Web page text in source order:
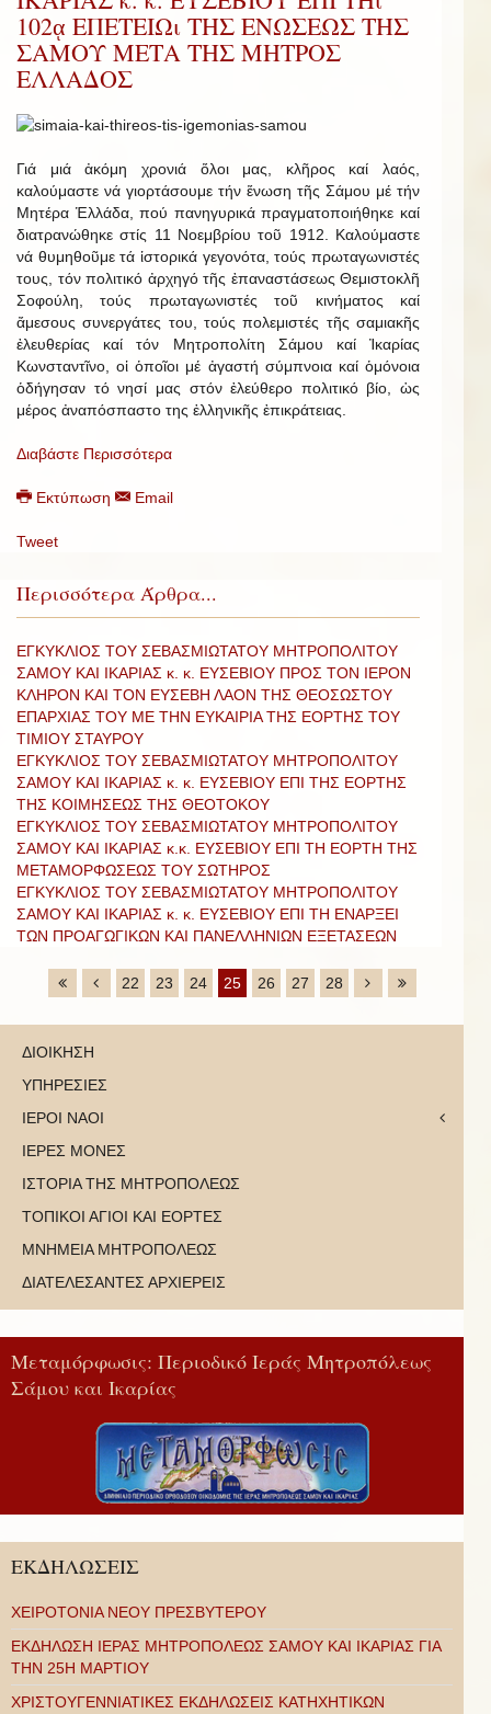
102ᾳ ΕΠΕΤΕΙΩι ΤΗΣ ΕΝΩΣΕΩΣ ΤΗΣ
ΣΑΜΟΥ ΜΕΤΑ ΤΗΣ ΜΗΤΡΟΣ
ΕΛΛΑΔΟΣ
Γιά μιά ἀκόμη χρονιά ὅλοι μας, κλῆρος καί λαός,
καλούμαστε νά γιορτάσουμε τήν ἕνωση τῆς Σάμου μέ τήν
Μητέρα Ἑλλάδα, πού πανηγυρικά πραγματοποιήθηκε καί
διατρανώθηκε στίς 11 Νοεμβρίου τοῦ 1912. Καλούμαστε
νά θυμηθοῦμε τά ἱστορικά γεγονότα, τούς πρωταγωνιστές
τους, τόν πολιτικό ἀρχηγό τῆς ἐπαναστάσεως Θεμιστοκλῆ
Σοφούλη, τούς πρωταγωνιστές τοῦ κινήματος καί
ἄμεσους συνεργάτες του, τούς πολεμιστές τῆς σαμιακῆς
ἐλευθερίας καί τόν Μητροπολίτη Σάμου καί Ἰκαρίας
Κωνσταντῖνο, οἱ ὁποῖοι μέ ἀγαστή σύμπνοια καί ὁμόνοια
ὁδήγησαν τό νησί μας στόν ἐλεύθερο πολιτικό βίο, ὡς
μέρος ἀναπόσπαστο της ἑλληνικῆς ἐπικράτειας.
Διαβάστε Περισσότερα
Εκτύπωση Email
Tweet
Περισσότερα Άρθρα...
ΕΓΚΥΚΛΙΟΣ ΤΟΥ ΣΕΒΑΣΜΙΩΤΑΤΟΥ ΜΗΤΡΟΠΟΛΙΤΟΥ
ΣΑΜΟΥ ΚΑΙ ΙΚΑΡΙΑΣ κ. κ. ΕΥΣΕΒΙΟΥ ΠΡΟΣ ΤΟΝ ΙΕΡΟΝ
ΚΛΗΡΟΝ ΚΑΙ ΤΟΝ ΕΥΣΕΒΗ ΛΑΟΝ ΤΗΣ ΘΕΟΣΩΣΤΟΥ
ΕΠΑΡΧΙΑΣ ΤΟΥ ΜΕ ΤΗΝ ΕΥΚΑΙΡΙΑ ΤΗΣ ΕΟΡΤΗΣ ΤΟΥ
ΤΙΜΙΟΥ ΣΤΑΥΡΟΥ
ΕΓΚΥΚΛΙΟΣ ΤΟΥ ΣΕΒΑΣΜΙΩΤΑΤΟΥ ΜΗΤΡΟΠΟΛΙΤΟΥ
ΣΑΜΟΥ ΚΑΙ ΙΚΑΡΙΑΣ κ. κ. ΕΥΣΕΒΙΟΥ ΕΠΙ ΤΗΣ ΕΟΡΤΗΣ
ΤΗΣ ΚΟΙΜΗΣΕΩΣ ΤΗΣ ΘΕΟΤΟΚΟΥ
ΕΓΚΥΚΛΙΟΣ ΤΟΥ ΣΕΒΑΣΜΙΩΤΑΤΟΥ ΜΗΤΡΟΠΟΛΙΤΟΥ
ΣΑΜΟΥ ΚΑΙ ΙΚΑΡΙΑΣ κ.κ. ΕΥΣΕΒΙΟΥ ΕΠΙ ΤΗ ΕΟΡΤΗ ΤΗΣ
ΜΕΤΑΜΟΡΦΩΣΕΩΣ ΤΟΥ ΣΩΤΗΡΟΣ
ΕΓΚΥΚΛΙΟΣ ΤΟΥ ΣΕΒΑΣΜΙΩΤΑΤΟΥ ΜΗΤΡΟΠΟΛΙΤΟΥ
ΣΑΜΟΥ ΚΑΙ ΙΚΑΡΙΑΣ κ. κ. ΕΥΣΕΒΙΟΥ ΕΠΙ ΤΗ ΕΝΑΡΞΕΙ
ΤΩΝ ΠΡΟΑΓΩΓΙΚΩΝ ΚΑΙ ΠΑΝΕΛΛΗΝΙΩΝ ΕΞΕΤΑΣΕΩΝ
22 23 24 25 26 27 28
ΔΙΟΙΚΗΣΗ
ΥΠΗΡΕΣΙΕΣ
ΙΕΡΟΙ ΝΑΟΙ
ΙΕΡΕΣ ΜΟΝΕΣ
ΙΣΤΟΡΙΑ ΤΗΣ ΜΗΤΡΟΠΟΛΕΩΣ
ΤΟΠΙΚΟΙ ΑΓΙΟΙ ΚΑΙ ΕΟΡΤΕΣ
ΜΝΗΜΕΙΑ ΜΗΤΡΟΠΟΛΕΩΣ
ΔΙΑΤΕΛΕΣΑΝΤΕΣ ΑΡΧΙΕΡΕΙΣ
Μεταμόρφωσις: Περιοδικό Ιεράς Μητροπόλεως
Σάμου και Ικαρίας
ΕΚΔΗΛΩΣΕΙΣ
ΧΕΙΡΟΤΟΝΙΑ ΝΕΟΥ ΠΡΕΣΒΥΤΕΡΟΥ
ΕΚΔΗΛΩΣΗ ΙΕΡΑΣ ΜΗΤΡΟΠΟΛΕΩΣ ΣΑΜΟΥ ΚΑΙ ΙΚΑΡΙΑΣ ΓΙΑ
ΤΗΝ 25Η ΜΑΡΤΙΟΥ
ΧΡΙΣΤΟΥΓΕΝΝΙΑΤΙΚΕΣ ΕΚΔΗΛΩΣΕΙΣ ΚΑΤΗΧΗΤΙΚΩΝ